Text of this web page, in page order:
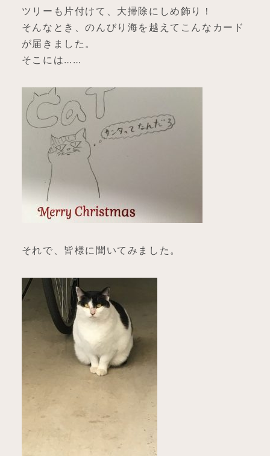
ツリーも片付けて、大掃除にしめ飾り！
そんなとき、のんびり海を越えてこんなカード
が届きました。
そこには……
それで、皆様に聞いてみました。